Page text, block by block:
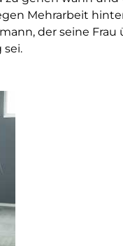
Mehrarbeit
der seine Frau
sei.